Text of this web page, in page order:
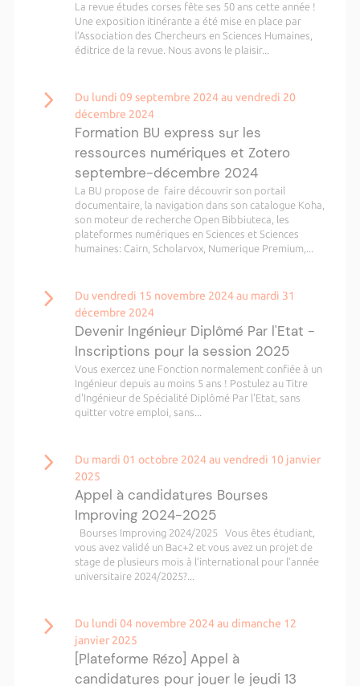
La revue études corses fête ses 50 ans cette année !
Une exposition itinérante a été mise en place par
l’Association des Chercheurs en Sciences Humaines,
éditrice de la revue. Nous avons le plaisir...
Du lundi 09 septembre 2024 au vendredi 20
décembre 2024
Formation BU express sur les
ressources numériques et Zotero
septembre-décembre 2024
La BU propose de faire découvrir son portail
documentaire, la navigation dans son catalogue Koha,
son moteur de recherche Open Bibbiuteca, les
plateformes numériques en Sciences et Sciences
humaines: Cairn, Scholarvox, Numerique Premium,...
Du vendredi 15 novembre 2024 au mardi 31
décembre 2024
Devenir Ingénieur Diplômé Par l'Etat -
Inscriptions pour la session 2025
Vous exercez une Fonction normalement confiée à un
Ingénieur depuis au moins 5 ans ! Postulez au Titre
d'Ingénieur de Spécialité Diplômé Par l'Etat, sans
quitter votre emploi, sans...
Du mardi 01 octobre 2024 au vendredi 10 janvier
2025
Appel à candidatures Bourses
Improving 2024-2025
Bourses Improving 2024/2025 Vous êtes étudiant,
vous avez validé un Bac+2 et vous avez un projet de
stage de plusieurs mois à l’international pour l’année
universitaire 2024/2025?...
Du lundi 04 novembre 2024 au dimanche 12
janvier 2025
[Plateforme Rézo] Appel à
candidatures pour jouer le jeudi 13